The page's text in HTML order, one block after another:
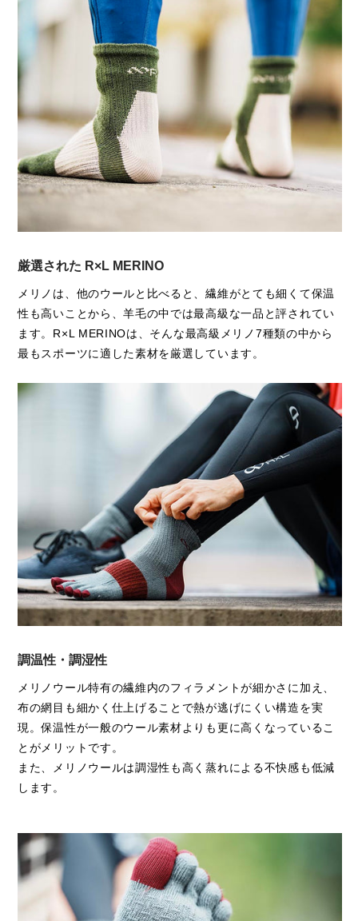
素材：ウール, ナイロン, ポリエステル, ポリウレタン
生産国：日本
なる本製品では、主素材のメリノウールの中心部にポリエス
テルを入れる事で全体の摩擦強度を3.2倍へ向上させる事を
可能にしました。
ポリエステルが増えてウールの良さが無いのではと心配され
る方もいるかもしれませんが、ポリエステルをウールの中心
部へ入れる事により実際に肌に触れる部分がメリノウールな
のは今迄通り変わりありませんので安心して下さい。
そして素材の変化とソックスを生産する環境の変化により従
来品より7.8％の値上げをさせて頂く決断をしました。そし
て価格変更以上に長いトレーニングやレースにも十分満足し
R×Lのモノ作りは完成のないモノ作りです。この先も多くの
りません。
厳選された R×L MERINO
メリノは、他のウールと比べると、繊維がとても細くて保温
性も高いことから、羊毛の中では最高級な一品と評されてい
ます。R×L MERINOは、そんな最高級メリノ7種類の中から
最もスポーツに適した素材を厳選しています。
調温性・調湿性
メリノウール特有の繊維内のフィラメントが細かさに加え、
布の網目も細かく仕上げることで熱が逃げにくい構造を実
現。保温性が一般のウール素材よりも更に高くなっているこ
とがメリットです。
また、メリノウールは調湿性も高く蒸れによる不快感も低減
します。